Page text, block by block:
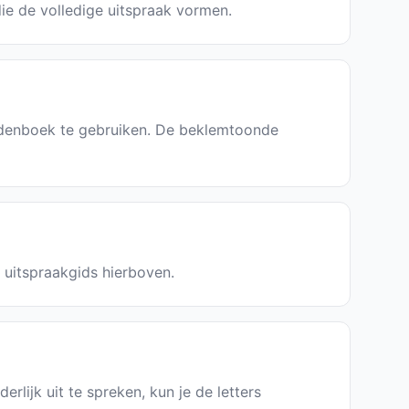
de volledige uitspraak vormen.
te gebruiken. De beklemtoonde
hierboven.
uit te spreken, kun je de letters